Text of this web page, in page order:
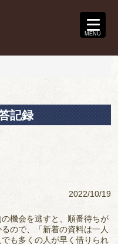
MENU
記録
2022/10/19
機会を逃すと、順番待ちが
ので、「新着の資料は一人
も多くの人が早く借りられ